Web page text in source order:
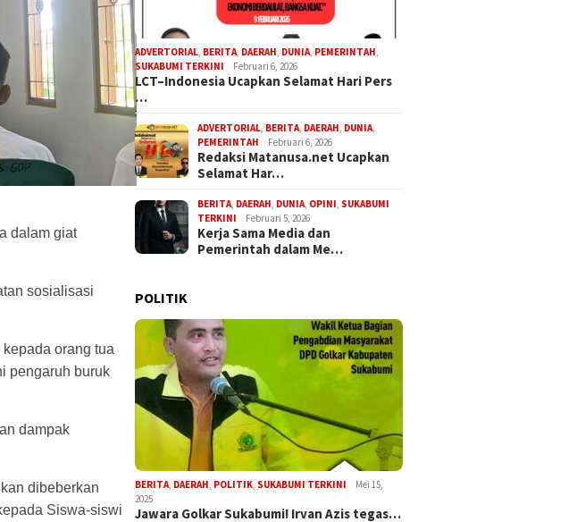
dalam giat
sosialisasi
orang tua
pengaruh buruk
dampak
dibeberkan
Siswa-siswi
ADVERTORIAL BERITA DAERAH DUNIA PEMERINTAH
SUKABUMI TERKINI
Februari 6, 2026
LCT–Indonesia Ucapkan Selamat Hari Pers
…
ADVERTORIAL BERITA DAERAH DUNIA
PEMERINTAH
Februari 6, 2026
Redaksi Matanusa.net Ucapkan
Selamat Har…
BERITA DAERAH DUNIA OPINI SUKABUMI
TERKINI
Februari 5, 2026
Kerja Sama Media dan
Pemerintah dalam Me…
POLITIK
BERITA DAERAH POLITIK SUKABUMI TERKINI
Mei 15,
2025
Jawara Golkar Sukabumi! Irvan Azis tegas…